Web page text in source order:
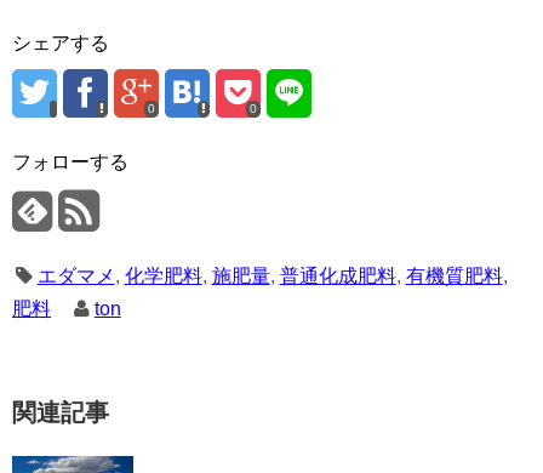
シェアする
0 0
フォローする
エダマメ , 化学肥料, 施肥量, 普通化成肥料, 有機質肥料,
肥料
ton
関連記事